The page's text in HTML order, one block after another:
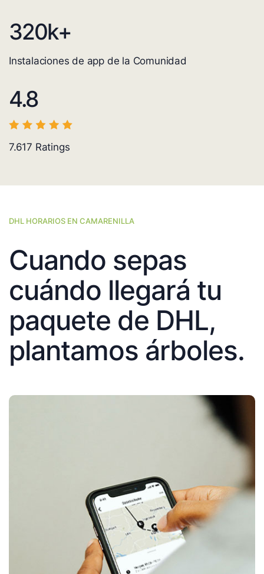
320k+
Instalaciones de app de la Comunidad
4.8
7.617 Ratings
DHL HORARIOS EN CAMARENILLA
Cuando sepas
cuándo llegará tu
paquete de DHL,
plantamos árboles.